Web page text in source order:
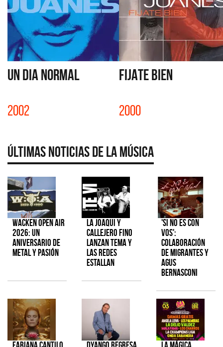
UN DIA NORMAL
2002
FIJATE BIEN
2000
Últimas Noticias de la Música
Wacken Open Air
2026: Un
aniversario de
metal y pasión
La Joaqui y
Callejero Fino
lanzan tema y
las redes
estallan
'Si No Es Con
Vos':
colaboración
de Migrantes y
Agus
Bernasconi